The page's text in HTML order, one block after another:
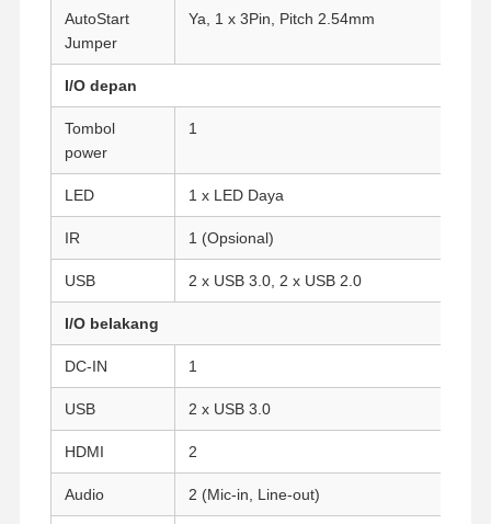
Rumah Produk Tentang Kita
Pabrik
Kontrol
Kualitas
Hubungi
Kami
Bicara
Sekarang
Firewall Mini PC
AutoStart
Jumper
Ya, 1 x 3Pin, Pitch 2.54mm
I/O depan
Tombol
power
1
LED 1 x LED Daya
IR 1 (Opsional)
USB 2 x USB 3.0, 2 x USB 2.0
I/O belakang
DC-IN 1
USB 2 x USB 3.0
HDMI 2
Audio 2 (Mic-in, Line-out)